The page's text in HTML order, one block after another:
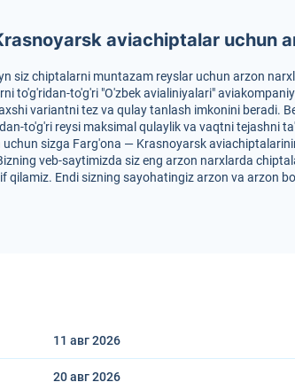
aviachiptalar uchun
siz chiptalarni muntazam reyslar uchun arzon
to'g'ridan-to'g'ri "O'zbek avialiniyalari"
variantni tez va qulay tanlash imkonini beradi.
to'g'ri reysi maksimal qulaylik va vaqtni tejashni
sizga Farg'ona — Krasnoyarsk
veb-saytimizda siz eng arzon narxlarda
Endi sizning sayohatingiz arzon va arzon
11 авг2026
20 авг2026